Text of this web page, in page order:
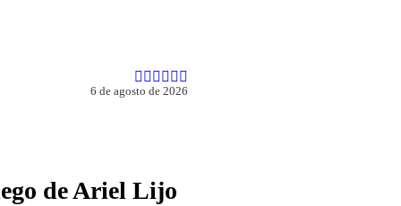
6 de agosto de 2026
de Ariel Lijo